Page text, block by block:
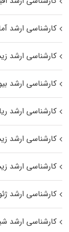
کارشناسی ارشد
کارشناسی ارشد
کارشناسی ارشد
کارشناسی ارشد
کارشناسی ارشد
کارشناسی ارشد
کارشناسی ارشد
کارشناسی ارشد